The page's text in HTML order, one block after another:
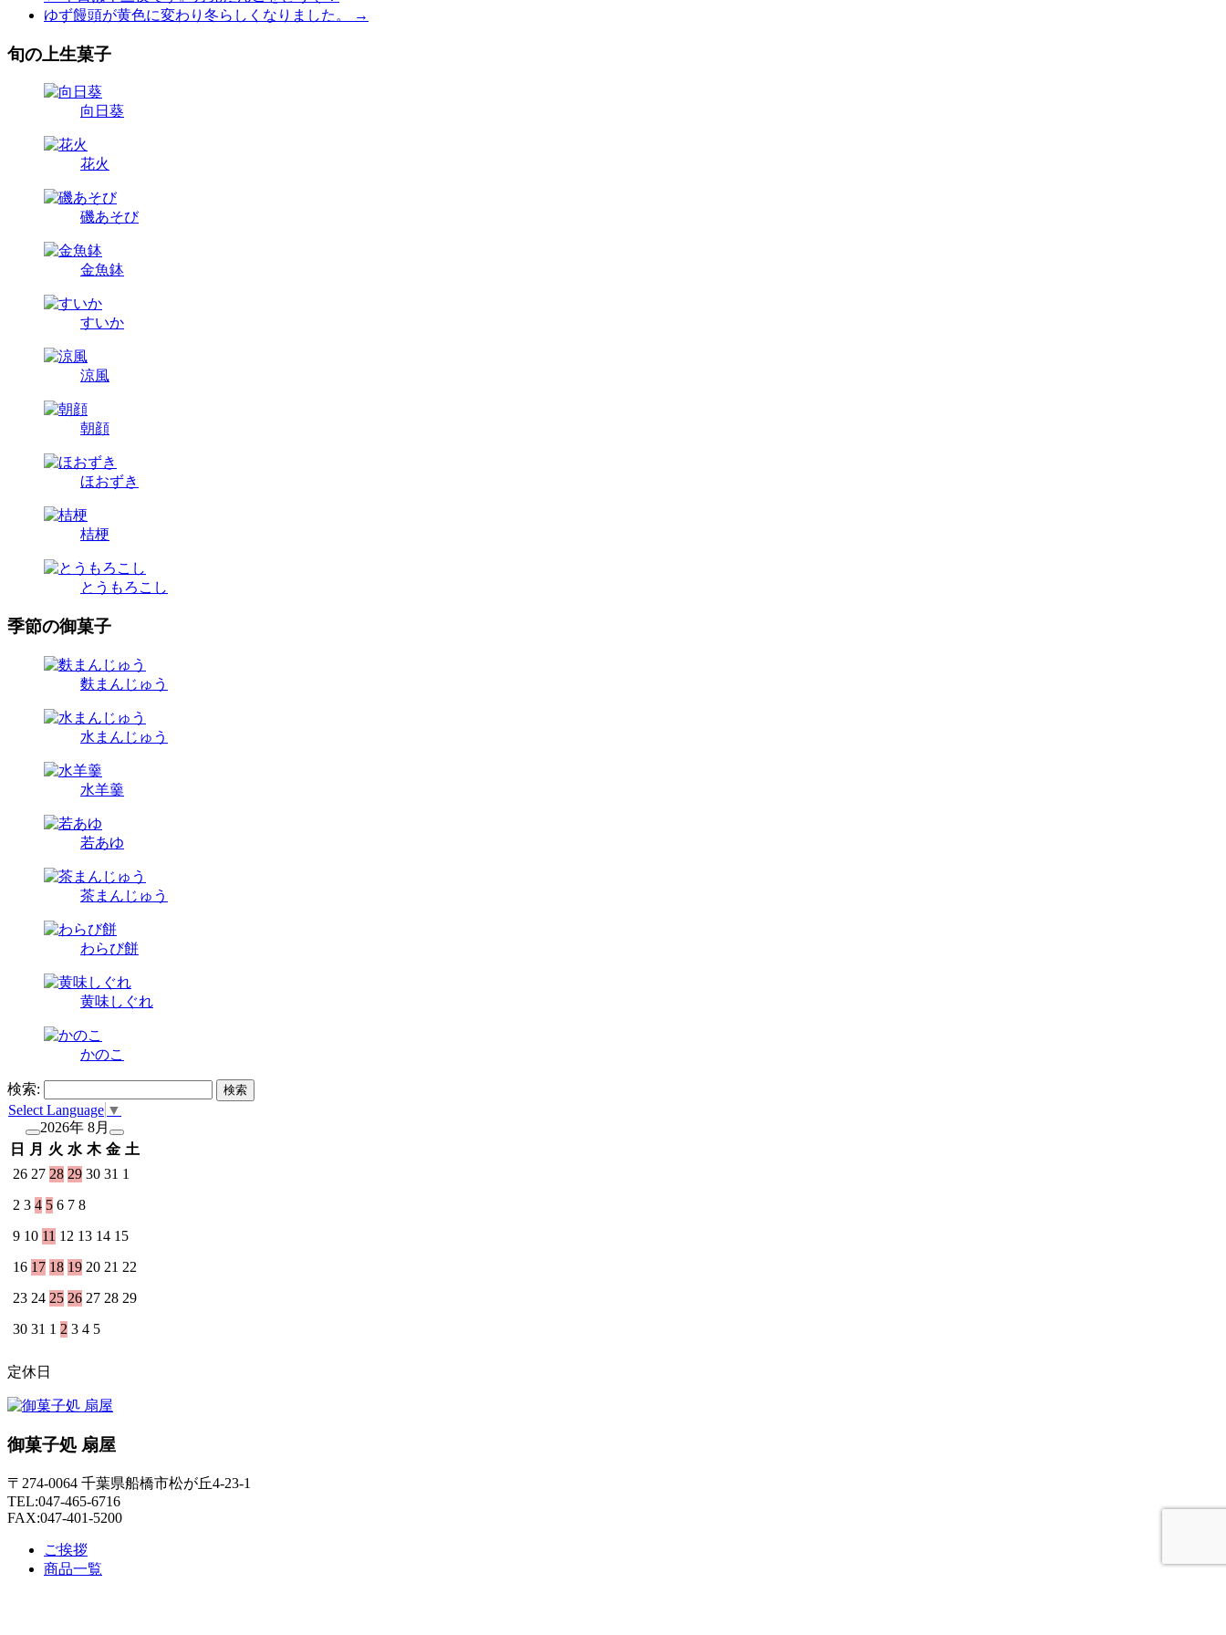
ゆず饅頭が黄色に変わり冬らしくなりました。
→
旬の上生菓子
向日葵
花火
磯あそび
金魚鉢
すいか
涼風
朝顔
ほおずき
桔梗
とうもろこし
季節の御菓子
麩まんじゅう
水まんじゅう
水羊羹
若あゆ
茶まんじゅう
わらび餅
黄味しぐれ
かのこ
検索:
Select Language ▼
2026年 8月
日
月 火 水 木 金 土
26 27 28 29 30 31 1
2 3 4 5 6 7 8
9 10 11 12 13 14 15
16 17 18 19 20 21 22
23 24 25 26 27 28 29
30 31 1 2 3 4 5
定休日
御菓子処 扇屋
〒274-0064 千葉県船橋市松が丘4-23-1
TEL:047-465-6716
FAX:047-401-5200
ご挨拶
商品一覧